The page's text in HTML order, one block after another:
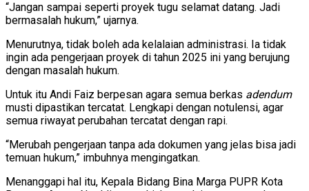
“Jangan sampai seperti proyek tugu selamat datang. Jadi
bermasalah hukum,” ujarnya.
Menurutnya, tidak boleh ada kelalaian administrasi. Ia tidak
ingin ada pengerjaan proyek di tahun 2025 ini yang berujung
dengan masalah hukum.
Untuk itu Andi Faiz berpesan agara semua berkas adendum
musti dipastikan tercatat. Lengkapi dengan notulensi, agar
semua riwayat perubahan tercatat dengan rapi.
“Merubah pengerjaan tanpa ada dokumen yang jelas bisa jadi
temuan hukum,” imbuhnya mengingatkan.
Menanggapi hal itu, Kepala Bidang Bina Marga PUPR Kota